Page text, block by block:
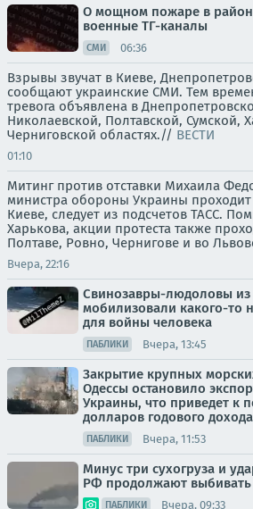
О мощном пожаре в
военные ТГ-каналы
СМИ 06:36
Взрывы звучат в Киеве,
сообщают украинские СМИ. Тем
тревога объявлена в
Николаевской, Полтавской, Сумской,
Черниговской областях.// ВЕСТИ
01:10
Митинг против отставки Михаила
министра обороны Украины проходит
Киеве, следует из подсчетов ТАСС.
Харькова, акции протеста также
Полтаве, Ровно, Чернигове и во
Вчера, 22:16
Свинозавры-людоловы из
мобилизовали какого-то
для войны человека
ПАБЛИКИ Вчера, 13:45
Закрытие крупных
Одессы остановило
Украины, что приведет к
долларов годового дохода
ПАБЛИКИ Вчера, 11:53
Минус три сухогруза и
РФ продолжают
ПАБЛИКИ Вчера, 09:33